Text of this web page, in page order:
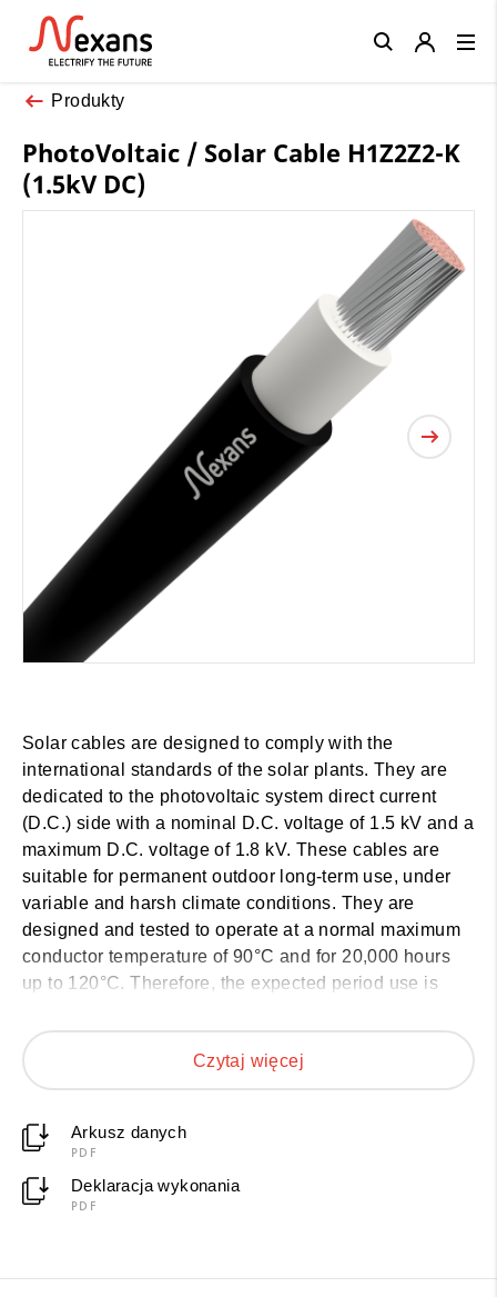
Produkty
PhotoVoltaic / Solar Cable H1Z2Z2-K
(1.5kV DC)
Solar cables are designed to comply with the
international standards of the solar plants. They are
dedicated to the photovoltaic system direct current
(D.C.) side with a nominal D.C. voltage of 1.5 kV and a
maximum D.C. voltage of 1.8 kV. These cables are
suitable for permanent outdoor long-term use, under
variable and harsh climate conditions. They are
designed and tested to operate at a normal maximum
conductor temperature of 90°C and for 20,000 hours
up to 120°C. Therefore, the expected period use is
(lifetime acc. to Arrhenius-Diagram).
Czytaj więcej
Arkusz danych
PDF
Deklaracja wykonania
PDF
Close